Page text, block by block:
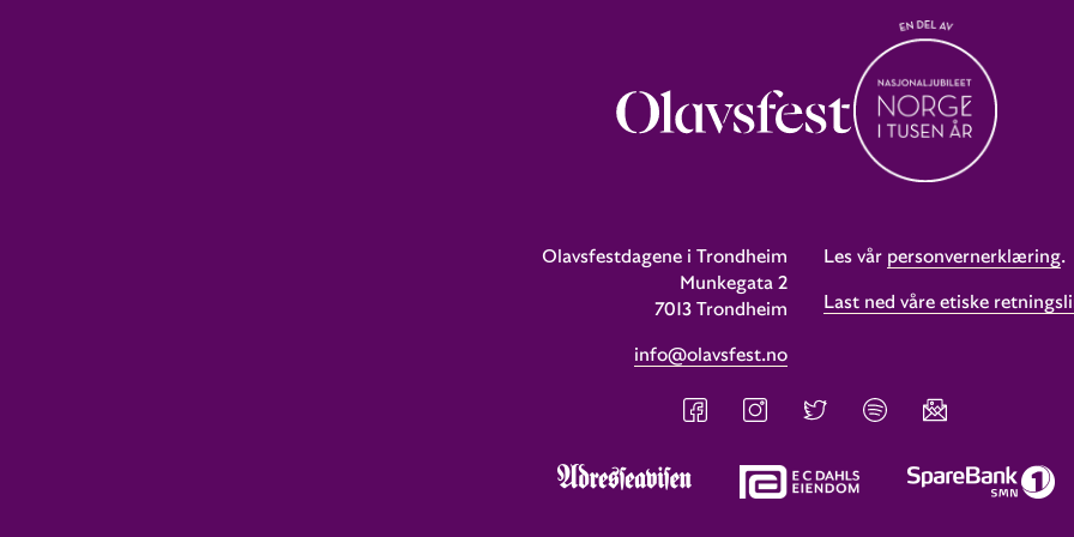
Olavsfestdagene i Trondheim
Munkegata 2
7013 Trondheim
info@olavsfest.no
Les vår personvernerklæring.
Last ned våre etiske